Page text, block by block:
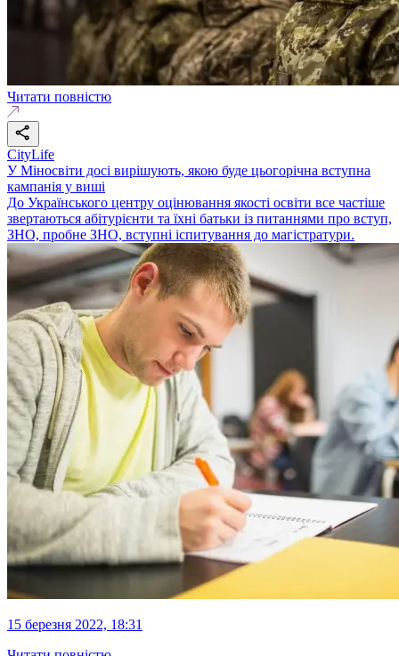
Читати повністю
CityLife
У Міносвіти досі вирішують, якою буде цьогорічна вступна
кампанія у виші
До Українського центру оцінювання якості освіти все частіше
звертаються абітурієнти та їхні батьки із питаннями про вступ,
ЗНО, пробне ЗНО, вступні іспитування до магістратури.
15 березня 2022, 18:31